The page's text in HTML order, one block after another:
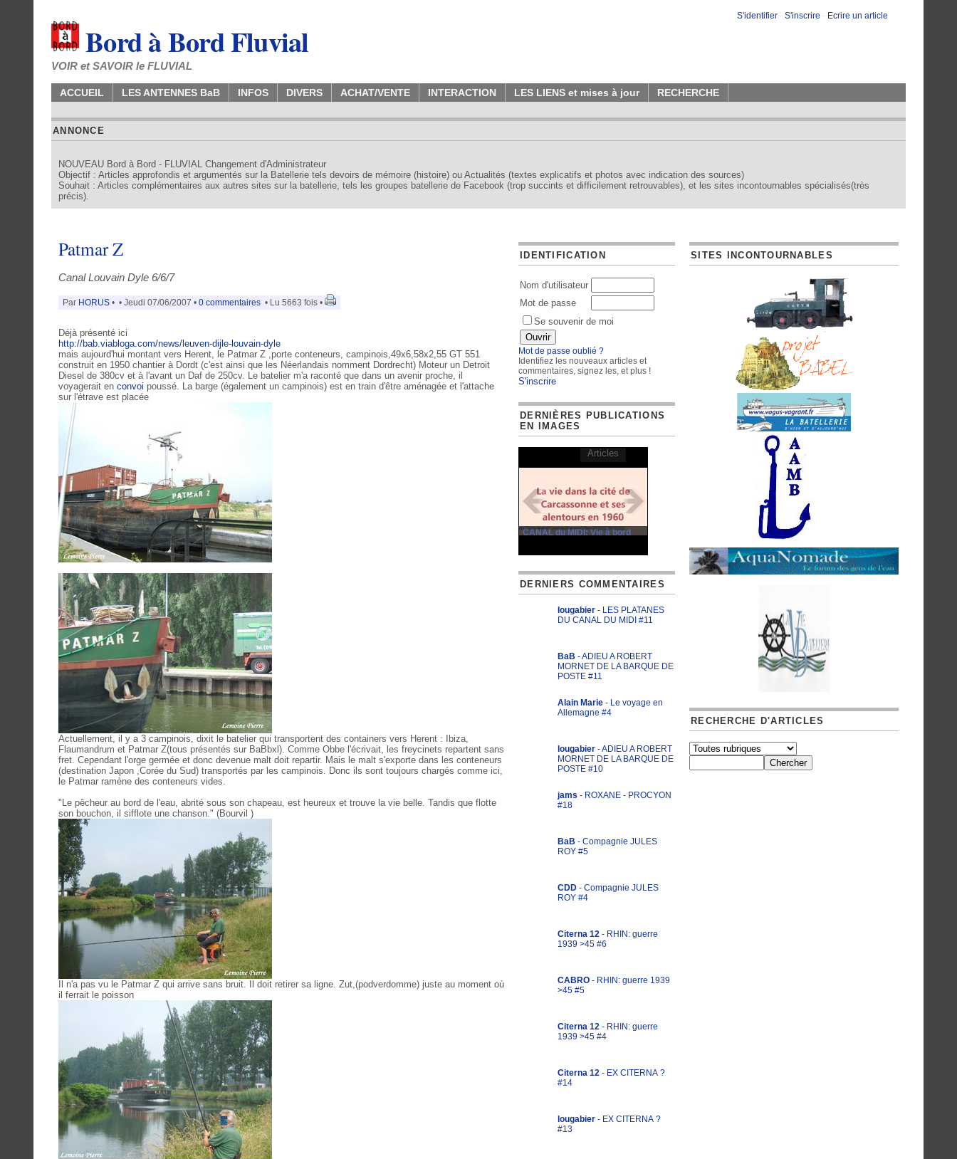
S'identifier - S'inscrire - Ecrire un article
Bord à Bord Fluvial
VOIR et SAVOIR le FLUVIAL
ACCUEIL LES ANTENNES BaB INFOS DIVERS ACHAT/VENTE INTERACTION LES LIENS et mises à jour RECHERCHE
ANNONCE
NOUVEAU Bord à Bord - FLUVIAL Changement d'Administrateur
Objectif : Articles approfondis et argumentés sur la Batellerie tels devoirs de mémoire (histoire) ou Actualités (textes explicatifs et photos avec indication des sources)
Souhait : Articles complémentaires aux autres sites sur la batellerie, tels les groupes batellerie de Facebook (trop succints et difficilement retrouvables), et les sites incontournables spécialisés(très
précis).
Patmar Z
Canal Louvain Dyle 6/6/7
Par HORUS • • Jeudi 07/06/2007 • 0 commentaires • Lu 5663 fois •
Déjà présenté ici
http://bab.viabloga.com/news/leuven-dijle-louvain-dyle
mais aujourd'hui montant vers Herent, le Patmar Z ,porte conteneurs, campinois,49x6,58x2,55 GT 551
construit en 1950 chantier à Dordt (c'est ainsi que les Néerlandais nomment Dordrecht) Moteur un Detroit
Diesel de 380cv et à l'avant un Daf de 250cv. Le batelier m'a raconté que dans un avenir proche, il
voyagerait en convoi poussé. La barge (également un campinois) est en train d'être aménagée et l'attache
sur l'étrave est placée
Actuellement, il y a 3 campinois, dixit le batelier qui transportent des containers vers Herent : Ibiza,
Flaumandrum et Patmar Z(tous présentés sur BaBbxl). Comme Obbe l'écrivait, les freycinets repartent sans
fret. Cependant l'orge germée et donc devenue malt doit repartir. Mais le malt s'exporte dans les conteneurs
(destination Japon ,Corée du Sud) transportés par les campinois. Donc ils sont toujours chargés comme ici,
le Patmar ramène des conteneurs vides.
"Le pêcheur au bord de l'eau, abrité sous son chapeau, est heureux et trouve la vie belle. Tandis que flotte
son bouchon, il sifflote une chanson." (Bourvil )
Il n'a pas vu le Patmar Z qui arrive sans bruit. Il doit retirer sa ligne. Zut,(podverdomme) juste au moment où
il ferrait le poisson
IDENTIFICATION
Nom d'utilisateur
Mot de passe
Se souvenir de moi
Mot de passe oublié ?
Identifiez les nouveaux articles et
commentaires, signez les, et plus !
S'inscrire
DERNIÈRES PUBLICATIONS
EN IMAGES
CANAL du MIDI: Vie à bord
Articles
DERNIERS COMMENTAIRES
lougabier - LES PLATANES
DU CANAL DU MIDI #11
BaB - ADIEU A ROBERT
MORNET DE LA BARQUE DE
POSTE #11
Alain Marie - Le voyage en
Allemagne #4
lougabier - ADIEU A ROBERT
MORNET DE LA BARQUE DE
POSTE #10
jams - ROXANE - PROCYON
#18
BaB - Compagnie JULES
ROY #5
CDD - Compagnie JULES
ROY #4
Citerna 12 - RHIN: guerre
1939 >45 #6
CABRO - RHIN: guerre 1939
>45 #5
Citerna 12 - RHIN: guerre
1939 >45 #4
Citerna 12 - EX CITERNA ?
#14
lougabier - EX CITERNA ?
#13
SITES INCONTOURNABLES
RECHERCHE D'ARTICLES